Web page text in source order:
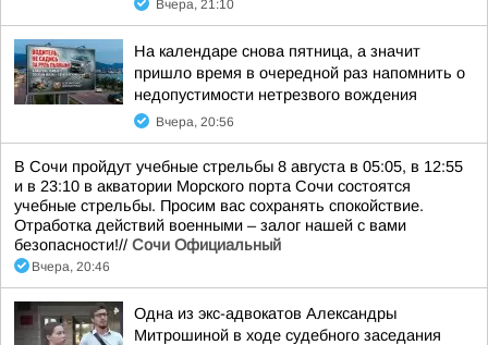
Вчера, 21:10
На календаре снова пятница, а значит
пришло время в очередной раз напомнить о
недопустимости нетрезвого вождения
Вчера, 20:56
В Сочи пройдут учебные стрельбы 8 августа в 05:05, в 12:55
и в 23:10 в акватории Морского порта Сочи состоятся
учебные стрельбы. Просим вас сохранять спокойствие.
Отработка действий военными – залог нашей с вами
безопасности!// Сочи Официальный
Вчера, 20:46
Одна из экс-адвокатов Александры
Митрошиной в ходе судебного заседания